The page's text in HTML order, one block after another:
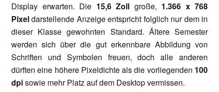
Display erwarten. Die 15,6 Zoll große, 1.366 x 768
Pixeldarstellende Anzeige entspricht folglich nur dem in
dieser Klasse gewohnten Standard. Ältere Semester
werden sich über die gut erkennbare Abbildung von
Schriften und Symbolen freuen, doch alle anderen
dürften eine höhere Pixeldichte als die vorliegenden 100
dpisowie mehr Platz auf dem Desktop vermissen.